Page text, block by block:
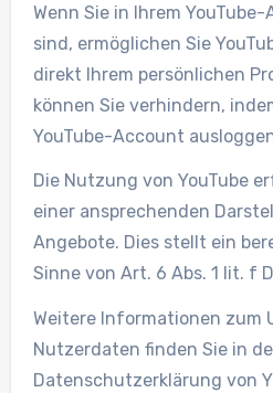
Wenn Sie in Ihrem
sind, ermöglichen Sie
direkt Ihrem persönlichen
können Sie verhindern,
YouTube-Account
Die Nutzung von YouTube
einer ansprechenden
Angebote. Dies stellt ein
Sinne von Art. 6 Abs. 1 lit. f
Weitere Informationen zum
Nutzerdaten finden Sie in
Datenschutzerklärung von